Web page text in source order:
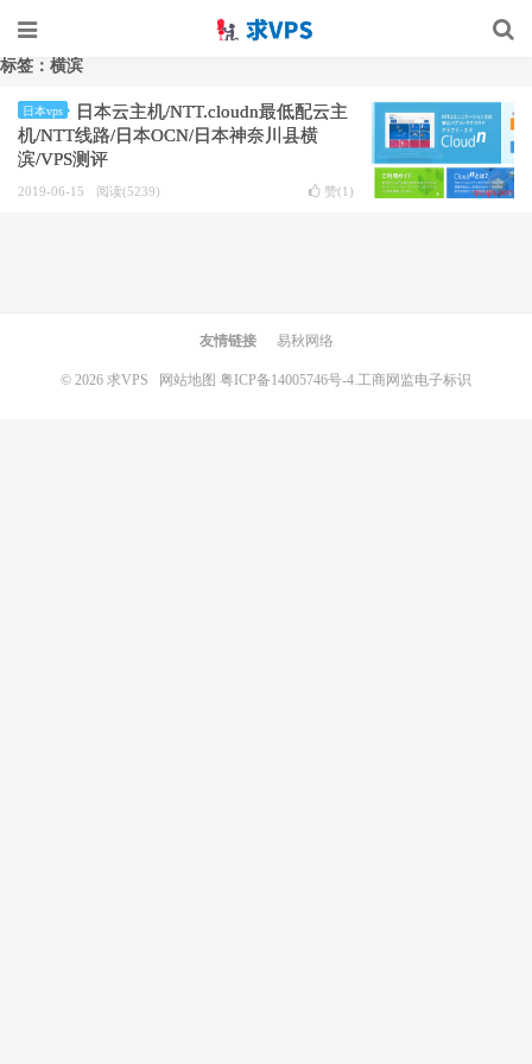
标签：横滨
日本vps
日本云主机/NTT.cloudn最低配云主
机/NTT线路/日本OCN/日本神奈川县横
滨/VPS测评
2019-06-15 阅读(5239) 赞(1 )
友情链接 易秋网络
© 2026 求VPS 网站地图 粤ICP备14005746号-4.工商网监电子标识